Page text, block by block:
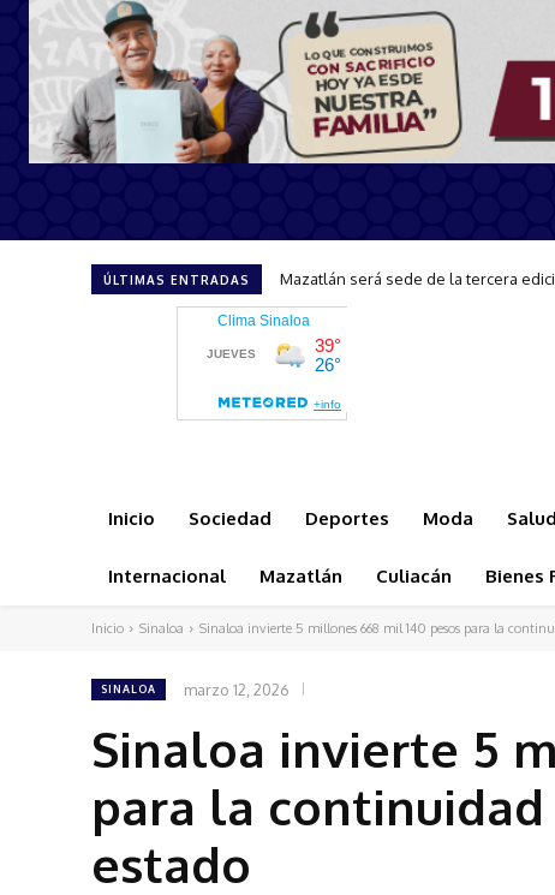
ÚLTIMAS ENTRADAS CAPTA brinda atención y orientación
Inicio Sociedad Deportes Moda Salud
Internacional Mazatlán Culiacán Bienes
Inicio Sinaloa Sinaloa invierte 5 millones 668 mil 140 pesos para la
SINALOA marzo 12, 2026
Sinaloa invierte 5
para la continuidad
estado